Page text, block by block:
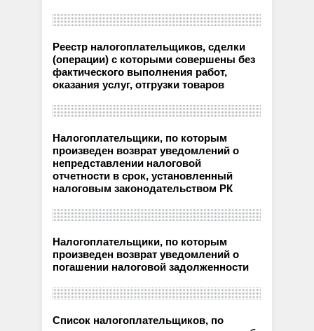
Реестр налогоплательщиков, сделки
(операции) с которыми совершены без
фактического выполнения работ,
оказания услуг, отгрузки товаров
Налогоплательщики, по которым
произведен возврат уведомлений о
непредставлении налоговой
отчетности в срок, установленный
налоговым законодательством РК
Налогоплательщики, по которым
произведен возврат уведомлений о
погашении налоговой задолженности
Список налогоплательщиков, по